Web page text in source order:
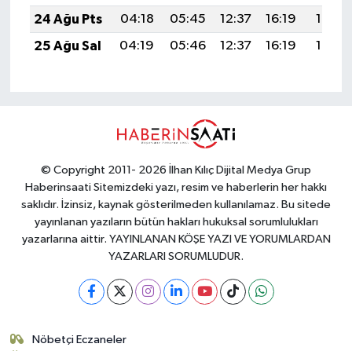
24 Ağu Pts
04:18 05:45 12:37 16:19
19:19
25 Ağu Sal
04:19 05:46 12:37 16:19 19:17
© Copyright 2011- 2026 İlhan Kılıç Dijital Medya Grup
Haberinsaati Sitemizdeki yazı, resim ve haberlerin her hakkı
saklıdır. İzinsiz, kaynak gösterilmeden kullanılamaz. Bu sitede
yayınlanan yazıların bütün hakları hukuksal sorumlulukları
yazarlarına aittir. YAYINLANAN KÖŞE YAZI VE YORUMLARDAN
YAZARLARI SORUMLUDUR.
Nöbetçi Eczaneler